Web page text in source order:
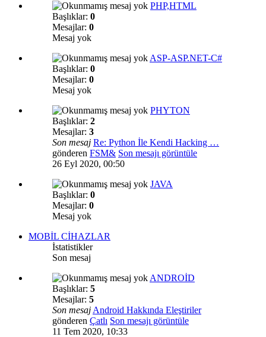
PHP,HTML
Başlıklar: 0
Mesajlar: 0
Mesaj yok
ASP-ASP.NET-C#
Başlıklar: 0
Mesajlar: 0
Mesaj yok
PHYTON
Başlıklar: 2
Mesajlar: 3
Son mesaj Re: Python İle Kendi Hacking …
gönderen FSM& Son mesajı görüntüle
26 Eyl 2020, 00:50
JAVA
Başlıklar: 0
Mesajlar: 0
Mesaj yok
MOBİL CİHAZLAR
İstatistikler
Son mesaj
ANDROİD
Başlıklar: 5
Mesajlar: 5
Son mesaj Android Hakkında Eleştiriler
gönderen Çatlı Son mesajı görüntüle
11 Tem 2020, 10:33